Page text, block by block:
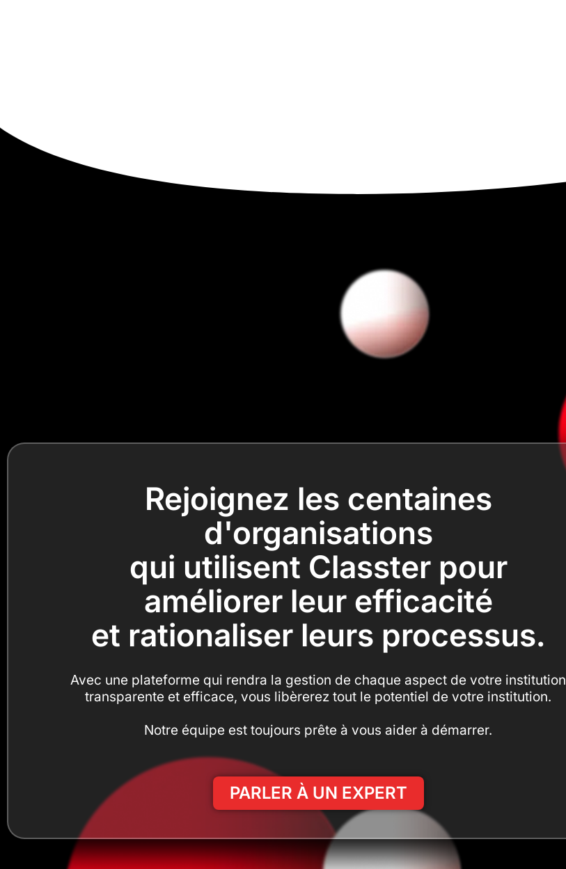
Rejoignez les centaines
d'organisations
qui utilisent Classter pour
améliorer leur efficacité
et rationaliser leurs processus.
Avec une plateforme qui rendra la gestion de chaque aspect de votre institution
transparente et efficace, vous libèrerez tout le potentiel de votre institution.
Notre équipe est toujours prête à vous aider à démarrer.
PARLER À UN EXPERT